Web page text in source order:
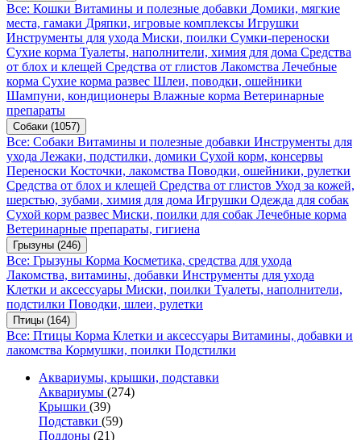
Все: Кошки Витамины и полезные добавки Домики, мягкие
места, гамаки Дряпки, игровые комплексы Игрушки
Инструменты для ухода Миски, поилки Сумки-переноски
Сухие корма Туалеты, наполнители, химия для дома Средства
от блох и клещей Средства от глистов Лакомства Лечебные
корма Сухие корма развес Шлеи, поводки, ошейники
Шампуни, кондиционеры Влажные корма Ветеринарные
препараты
Собаки (1057)
Все: Собаки Витамины и полезные добавки Инструменты для
ухода Лежаки, подстилки, домики Сухой корм, консервы
Переноски Косточки, лакомства Поводки, ошейники, рулетки
Средства от блох и клещей Средства от глистов Уход за кожей,
шерстью, зубами, химия для дома Игрушки Одежда для собак
Сухой корм развес Миски, поилки для собак Лечебные корма
Ветеринарные препараты, гигиена
Грызуны (246)
Все: Грызуны Корма Косметика, средства для ухода
Лакомства, витамины, добавки Инструменты для ухода
Клетки и аксессуары Миски, поилки Туалеты, наполнители,
подстилки Поводки, шлеи, рулетки
Птицы (164)
Все: Птицы Корма Клетки и аксессуары Витамины, добавки и
лакомства Кормушки, поилки Подстилки
Аквариумы, крышки, подставки
Аквариумы (274)
Крышки (39)
Подставки (59)
Поддоны (21)